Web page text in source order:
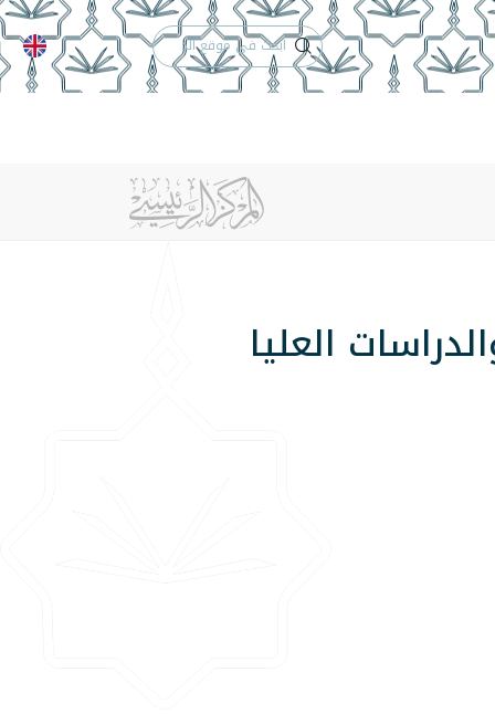
الدعم الفنيالتقويم الجامعي
العليا